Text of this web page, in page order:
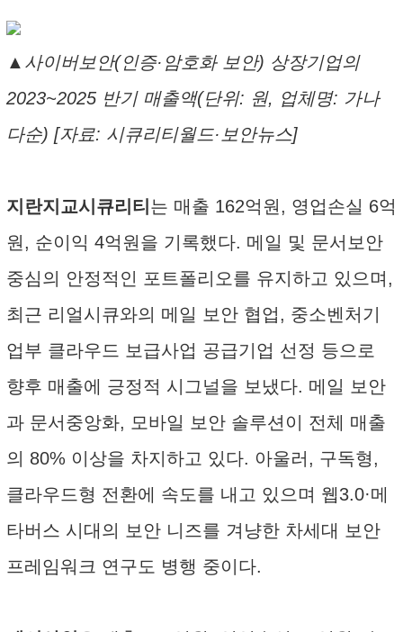
▲사이버보안(인증·암호화 보안) 상장기업의
2023~2025 반기 매출액(단위: 원, 업체명: 가나
다순) [자료: 시큐리티월드·보안뉴스]
지란지교시큐리티 는 매출 162억원, 영업손실 6억
원, 순이익 4억원을 기록했다. 메일 및 문서보안
중심의 안정적인 포트폴리오를 유지하고 있으며,
최근 리얼시큐와의 메일 보안 협업, 중소벤처기
업부 클라우드 보급사업 공급기업 선정 등으로
향후 매출에 긍정적 시그널을 보냈다. 메일 보안
과 문서중앙화, 모바일 보안 솔루션이 전체 매출
의 80% 이상을 차지하고 있다. 아울러, 구독형,
클라우드형 전환에 속도를 내고 있으며 웹3.0·메
타버스 시대의 보안 니즈를 겨냥한 차세대 보안
프레임워크 연구도 병행 중이다.